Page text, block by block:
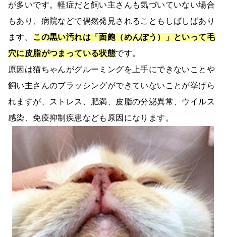
が多いです。軽症だと飼い主さんも気づいていない場合
もあり、病院などで偶然発見されることもしばしばあり
ます。 この黒い汚れは「面皰（めんぽう）」といって毛
穴に皮脂がつまっている状態です。
原因は猫ちゃんがグルーミングを上手にできないことや
飼い主さんのブラッシングができていないことが挙げら
れますが、ストレス、肥満、皮脂の分泌異常、ウイルス
感染、免疫抑制疾患なども原因になります。